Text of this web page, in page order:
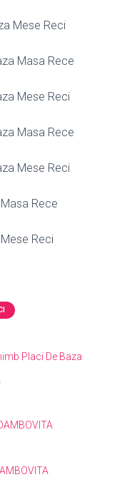
Mese Reci
Masa Rece
Mese Reci
Masa Rece
Mese Reci
Rece
Reci
Placi De Baza